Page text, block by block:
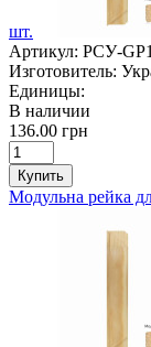
шт.
Артикул: РСУ-
Изготовитель:
Единицы:
В наличии
136.00 грн
Купить
Модульна рейка